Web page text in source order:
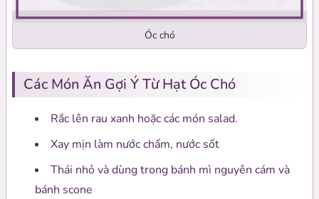
Óc chó
Các Món Ăn Gợi Ý Từ Hạt Óc Chó
Rắc lên rau xanh hoặc các món salad.
Xay mịn làm nước chấm, nước sốt
Thái nhỏ và dùng trong bánh mì nguyên cám và
bánh scone